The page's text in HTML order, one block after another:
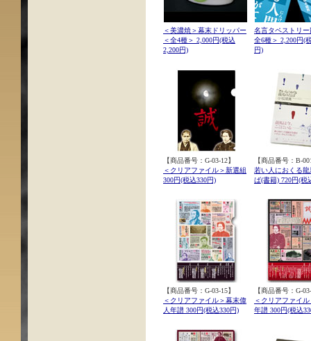
＜美濃焼＞幕末ドリッパー
＜全4種＞ 2,000円(税込
2,200円)
名言タペストリ
全6種＞ 2,200円(
円)
【商品番号：G-03-12】
＜クリアファイル＞新選組
300円(税込330円)
【商品番号：B-
若い人におくる
ば(書籍) 720円(税
【商品番号：G-03-15】
＜クリアファイル＞幕末偉
人年譜 300円(税込330円)
【商品番号：G-
＜クリアファイ
年譜 300円(税込